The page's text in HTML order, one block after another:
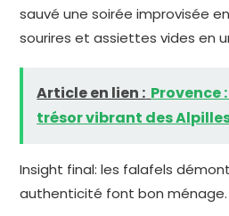
sauvé une soirée improvisée
sourires et assiettes vides en
Article en lien : Provence
trésor vibrant des
Insight final: les falafels
authenticité font bon ménage.